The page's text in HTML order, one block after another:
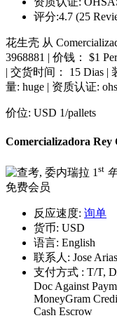
评分:4.7 (25
花生壳 从
3968881 | 价钱： $1
| 交货时间： 15 Dias |
量: huge | 资质认证:
价位: USD 1/pallets
Comercializadora Rey
1 st
免费会员
反应速度: 询单
货币: USD
语言: English
联系人: Jose Arias
支付方式 : T/T,
Doc Against
MoneyGram
Cash Escrow